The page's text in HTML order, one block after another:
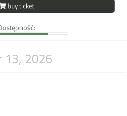
buy ticket
13, 2026